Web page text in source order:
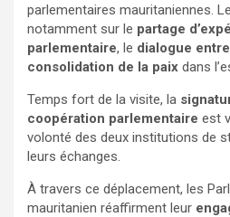
parlementaires mauritaniennes.
notamment sur le partage
parlementaire, le dialogue
consolidation de la paix dans
Temps fort de la visite, la
coopération parlementaire est
volonté des deux institutions de
leurs échanges.
À travers ce déplacement, les
mauritanien réaffirment leur